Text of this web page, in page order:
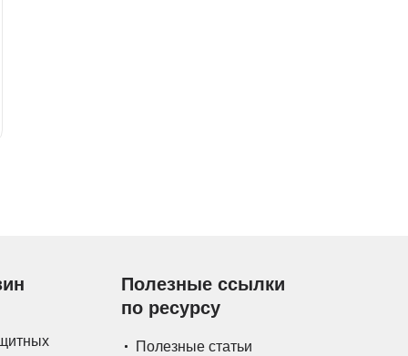
Полезные ссылки
по ресурсу
Полезные статьи